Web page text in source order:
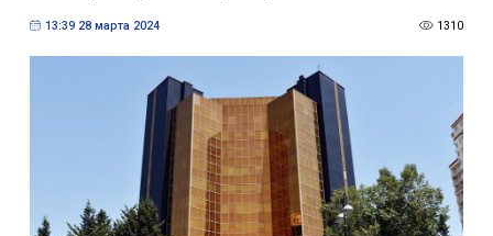
13:39 28 марта 2024 1310